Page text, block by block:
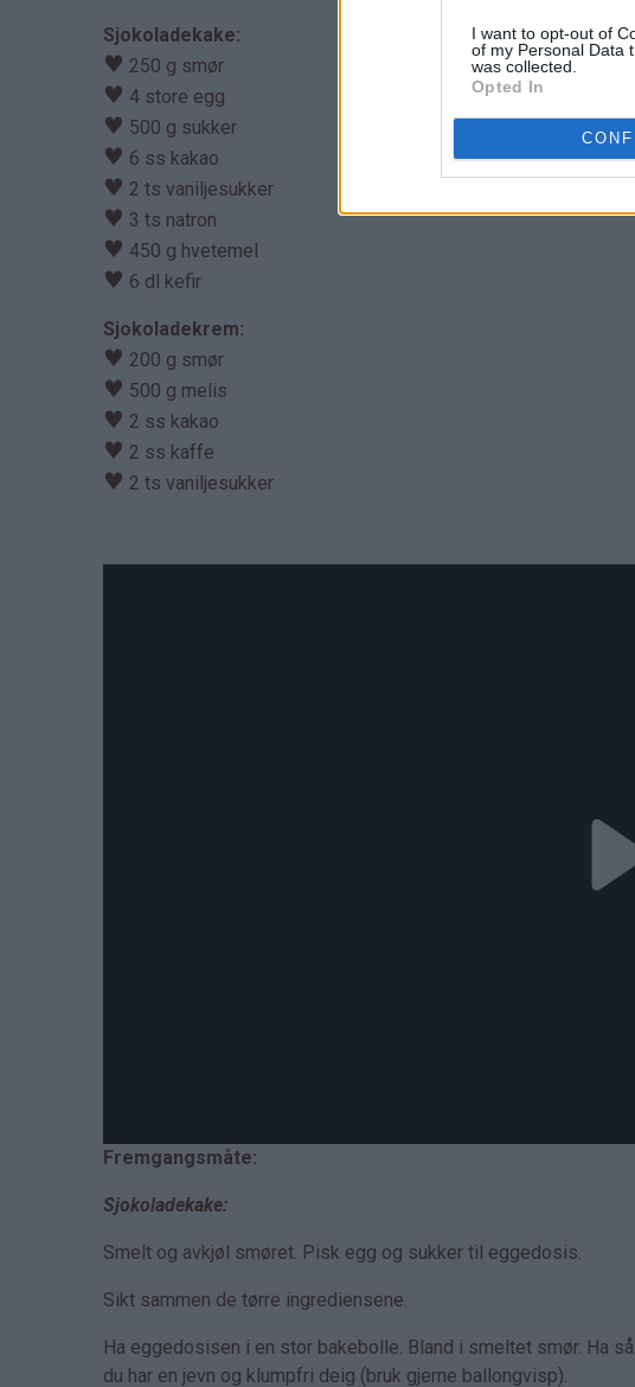
I want to opt-out of
of my Personal Data
was collected.
Opted In
Sjokoladekake:
♥ 250 g smør
♥ 4 store egg
♥ 500 g sukker
♥ 6 ss kakao
♥ 2 ts vaniljesukker
♥ 3 ts natron
♥ 450 g hvetemel
♥ 6 dl kefir
Sjokoladekrem:
♥ 200 g smør
♥ 500 g melis
♥ 2 ss kakao
♥ 2 ss kaffe
♥ 2 ts vaniljesukker
Fremgangsmåte:
Sjokoladekake:
Smelt og avkjøl smøret. Pisk egg og sukker til eggedosis.
Sikt sammen de tørre ingrediensene.
Ha eggedosisen i en stor bakebolle. Bland i smeltet smør. Ha
du har en jevn og klumpfri deig (bruk gjerne ballongvisp).